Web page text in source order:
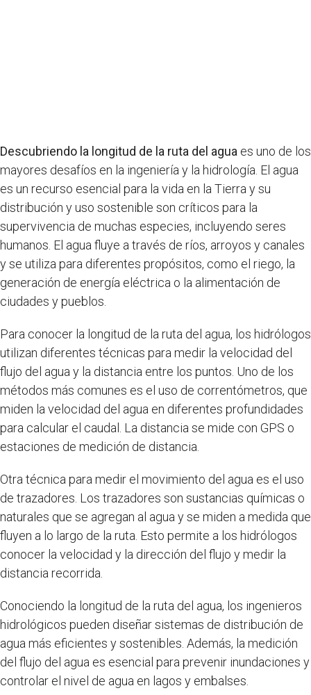
Descubriendo la longitud de la ruta del agua es uno de los
mayores desafíos en la ingeniería y la hidrología. El agua
es un recurso esencial para la vida en la Tierra y su
distribución y uso sostenible son críticos para la
supervivencia de muchas especies, incluyendo seres
humanos. El agua fluye a través de ríos, arroyos y canales
y se utiliza para diferentes propósitos, como el riego, la
generación de energía eléctrica o la alimentación de
ciudades y pueblos.
Para conocer la longitud de la ruta del agua, los hidrólogos
utilizan diferentes técnicas para medir la velocidad del
flujo del agua y la distancia entre los puntos. Uno de los
métodos más comunes es el uso de correntómetros, que
miden la velocidad del agua en diferentes profundidades
para calcular el caudal. La distancia se mide con GPS o
estaciones de medición de distancia.
Otra técnica para medir el movimiento del agua es el uso
de trazadores. Los trazadores son sustancias químicas o
naturales que se agregan al agua y se miden a medida que
fluyen a lo largo de la ruta. Esto permite a los hidrólogos
conocer la velocidad y la dirección del flujo y medir la
distancia recorrida.
Conociendo la longitud de la ruta del agua, los ingenieros
hidrológicos pueden diseñar sistemas de distribución de
agua más eficientes y sostenibles. Además, la medición
del flujo del agua es esencial para prevenir inundaciones y
controlar el nivel de agua en lagos y embalses.